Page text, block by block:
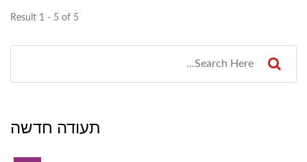
Result 1 - 5 of 5
תעודה חדשה